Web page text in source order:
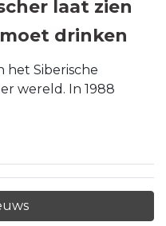
laat zien
drinken
het Siberische
wereld. In 1988